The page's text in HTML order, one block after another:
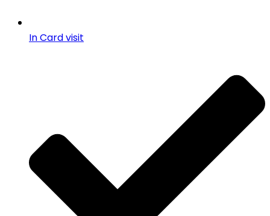
In Card visit